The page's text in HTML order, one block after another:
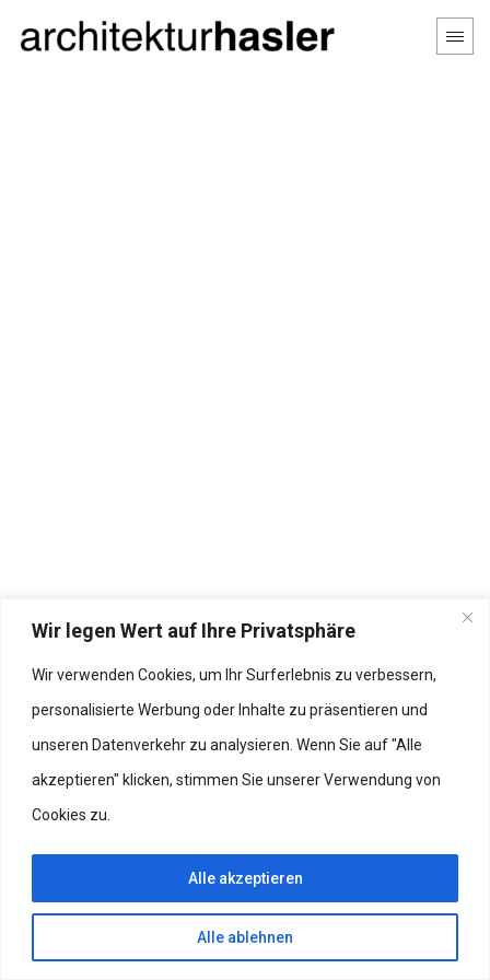
Wir legen Wert auf Ihre Privatsphäre
Wir verwenden Cookies, um Ihr Surferlebnis zu verbessern,
personalisierte Werbung oder Inhalte zu präsentieren und
unseren Datenverkehr zu analysieren. Wenn Sie auf "Alle
akzeptieren" klicken, stimmen Sie unserer Verwendung von
Cookies zu.
Alle ablehnen
Alle akzeptieren